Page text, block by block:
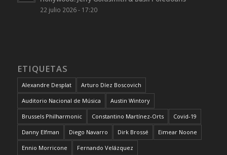
22 julio 2026 - 17:20
ETIQUETAS
Alexandre Desplat Arturo Díez Boscovich
Auditorio Nacional de Música Austin Wintory
Brussels Philharmonic Constantino Martínez-Orts Covid-19
Danny Elfman Diego Navarro Dirk Brossé Eimear Noone
Ennio Morricone Fernando Velázquez